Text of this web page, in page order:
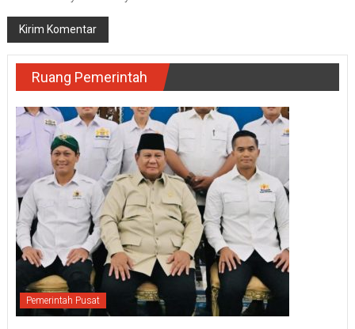
Ruang Pemerintah
Pemerintah Pusat